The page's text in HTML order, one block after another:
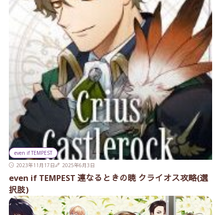
even if TEMPEST
2023年11月17日
2025年6月3日
even if TEMPEST 連なるときの暁 クライオス攻略(選
択肢)